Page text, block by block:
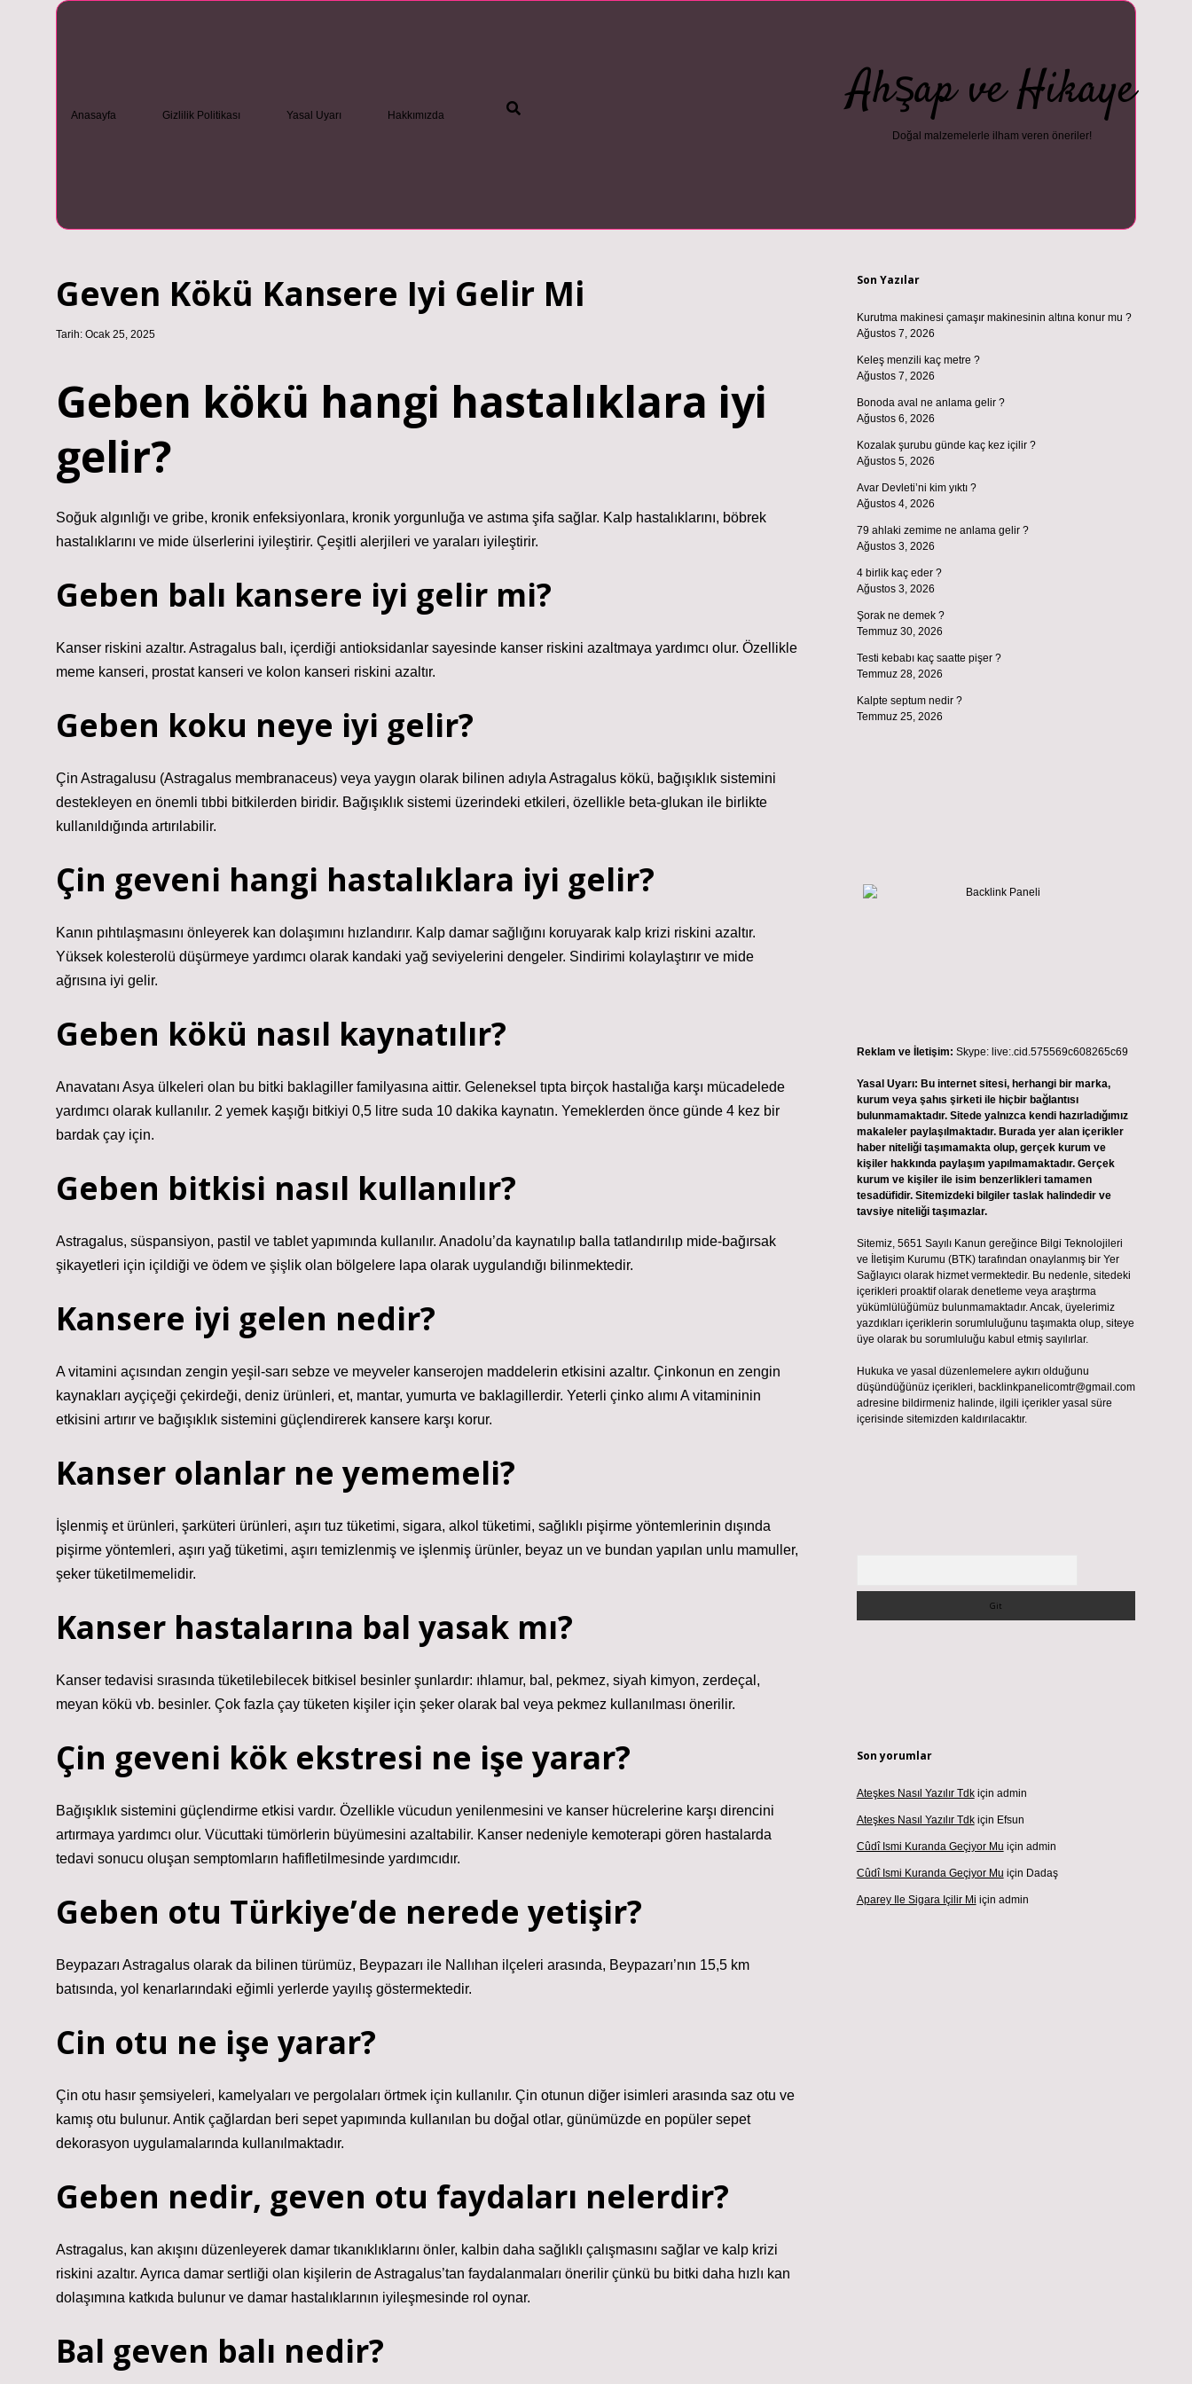
Anasayfa Gizlilik Politikası Yasal Uyarı Hakkımızda Ahşap ve Hikaye
Doğal malzemelerle ilham veren öneriler!
Geven Kökü Kansere Iyi Gelir Mi
Tarih: Ocak 25, 2025
Geben kökü hangi hastalıklara iyi
gelir?
Soğuk algınlığı ve gribe, kronik enfeksiyonlara, kronik yorgunluğa ve astıma şifa sağlar. Kalp hastalıklarını, böbrek
hastalıklarını ve mide ülserlerini iyileştirir. Çeşitli alerjileri ve yaraları iyileştirir.
Geben balı kansere iyi gelir mi?
Kanser riskini azaltır. Astragalus balı, içerdiği antioksidanlar sayesinde kanser riskini azaltmaya yardımcı olur. Özellikle
meme kanseri, prostat kanseri ve kolon kanseri riskini azaltır.
Geben koku neye iyi gelir?
Çin Astragalusu (Astragalus membranaceus) veya yaygın olarak bilinen adıyla Astragalus kökü, bağışıklık sistemini
destekleyen en önemli tıbbi bitkilerden biridir. Bağışıklık sistemi üzerindeki etkileri, özellikle beta-glukan ile birlikte
kullanıldığında artırılabilir.
Çin geveni hangi hastalıklara iyi gelir?
Kanın pıhtılaşmasını önleyerek kan dolaşımını hızlandırır. Kalp damar sağlığını koruyarak kalp krizi riskini azaltır.
Yüksek kolesterolü düşürmeye yardımcı olarak kandaki yağ seviyelerini dengeler. Sindirimi kolaylaştırır ve mide
ağrısına iyi gelir.
Geben kökü nasıl kaynatılır?
Anavatanı Asya ülkeleri olan bu bitki baklagiller familyasına aittir. Geleneksel tıpta birçok hastalığa karşı mücadelede
yardımcı olarak kullanılır. 2 yemek kaşığı bitkiyi 0,5 litre suda 10 dakika kaynatın. Yemeklerden önce günde 4 kez bir
bardak çay için.
Geben bitkisi nasıl kullanılır?
Astragalus, süspansiyon, pastil ve tablet yapımında kullanılır. Anadolu’da kaynatılıp balla tatlandırılıp mide-bağırsak
şikayetleri için içildiği ve ödem ve şişlik olan bölgelere lapa olarak uygulandığı bilinmektedir.
Kansere iyi gelen nedir?
A vitamini açısından zengin yeşil-sarı sebze ve meyveler kanserojen maddelerin etkisini azaltır. Çinkonun en zengin
kaynakları ayçiçeği çekirdeği, deniz ürünleri, et, mantar, yumurta ve baklagillerdir. Yeterli çinko alımı A vitamininin
etkisini artırır ve bağışıklık sistemini güçlendirerek kansere karşı korur.
Kanser olanlar ne yememeli?
İşlenmiş et ürünleri, şarküteri ürünleri, aşırı tuz tüketimi, sigara, alkol tüketimi, sağlıklı pişirme yöntemlerinin dışında
pişirme yöntemleri, aşırı yağ tüketimi, aşırı temizlenmiş ve işlenmiş ürünler, beyaz un ve bundan yapılan unlu mamuller,
şeker tüketilmemelidir.
Kanser hastalarına bal yasak mı?
Kanser tedavisi sırasında tüketilebilecek bitkisel besinler şunlardır: ıhlamur, bal, pekmez, siyah kimyon, zerdeçal,
meyan kökü vb. besinler. Çok fazla çay tüketen kişiler için şeker olarak bal veya pekmez kullanılması önerilir.
Çin geveni kök ekstresi ne işe yarar?
Bağışıklık sistemini güçlendirme etkisi vardır. Özellikle vücudun yenilenmesini ve kanser hücrelerine karşı direncini
artırmaya yardımcı olur. Vücuttaki tümörlerin büyümesini azaltabilir. Kanser nedeniyle kemoterapi gören hastalarda
tedavi sonucu oluşan semptomların hafifletilmesinde yardımcıdır.
Geben otu Türkiye’de nerede yetişir?
Beypazarı Astragalus olarak da bilinen türümüz, Beypazarı ile Nallıhan ilçeleri arasında, Beypazarı’nın 15,5 km
batısında, yol kenarlarındaki eğimli yerlerde yayılış göstermektedir.
Cin otu ne işe yarar?
Çin otu hasır şemsiyeleri, kamelyaları ve pergolaları örtmek için kullanılır. Çin otunun diğer isimleri arasında saz otu ve
kamış otu bulunur. Antik çağlardan beri sepet yapımında kullanılan bu doğal otlar, günümüzde en popüler sepet
dekorasyon uygulamalarında kullanılmaktadır.
Geben nedir, geven otu faydaları nelerdir?
Astragalus, kan akışını düzenleyerek damar tıkanıklıklarını önler, kalbin daha sağlıklı çalışmasını sağlar ve kalp krizi
riskini azaltır. Ayrıca damar sertliği olan kişilerin de Astragalus’tan faydalanmaları önerilir çünkü bu bitki daha hızlı kan
dolaşımına katkıda bulunur ve damar hastalıklarının iyileşmesinde rol oynar.
Bal geven balı nedir?
Son Yazılar
Kurutma makinesi çamaşır makinesinin altına konur mu ?
Ağustos 7, 2026
Keleş menzili kaç metre ?
Ağustos 7, 2026
Bonoda aval ne anlama gelir ?
Ağustos 6, 2026
Kozalak şurubu günde kaç kez içilir ?
Ağustos 5, 2026
Avar Devleti’ni kim yıktı ?
Ağustos 4, 2026
79 ahlaki zemime ne anlama gelir ?
Ağustos 3, 2026
4 birlik kaç eder ?
Ağustos 3, 2026
Şorak ne demek ?
Temmuz 30, 2026
Testi kebabı kaç saatte pişer ?
Temmuz 28, 2026
Kalpte septum nedir ?
Temmuz 25, 2026
Reklam ve İletişim: Skype: live:.cid.575569c608265c69
Yasal Uyarı: Bu internet sitesi, herhangi bir marka,
kurum veya şahıs şirketi ile hiçbir bağlantısı
bulunmamaktadır. Sitede yalnızca kendi hazırladığımız
makaleler paylaşılmaktadır. Burada yer alan içerikler
haber niteliği taşımamakta olup, gerçek kurum ve
kişiler hakkında paylaşım yapılmamaktadır. Gerçek
kurum ve kişiler ile isim benzerlikleri tamamen
tesadüfidir. Sitemizdeki bilgiler taslak halindedir ve
tavsiye niteliği taşımazlar.
Sitemiz, 5651 Sayılı Kanun gereğince Bilgi Teknolojileri
ve İletişim Kurumu (BTK) tarafından onaylanmış bir Yer
Sağlayıcı olarak hizmet vermektedir. Bu nedenle, sitedeki
içerikleri proaktif olarak denetleme veya araştırma
yükümlülüğümüz bulunmamaktadır. Ancak, üyelerimiz
yazdıkları içeriklerin sorumluluğunu taşımakta olup, siteye
üye olarak bu sorumluluğu kabul etmiş sayılırlar.
Hukuka ve yasal düzenlemelere aykırı olduğunu
düşündüğünüz içerikleri, backlinkpanelicomtr@gmail.com
adresine bildirmeniz halinde, ilgili içerikler yasal süre
içerisinde sitemizden kaldırılacaktır.
Son yorumlar
Ateşkes Nasıl Yazılır Tdkiçin admin
Ateşkes Nasıl Yazılır Tdkiçin Efsun
Cûdî Ismi Kuranda Geçiyor Mu için admin
Cûdî Ismi Kuranda Geçiyor Mu için Dadaş
Aparey Ile Sigara Içilir Mi için admin